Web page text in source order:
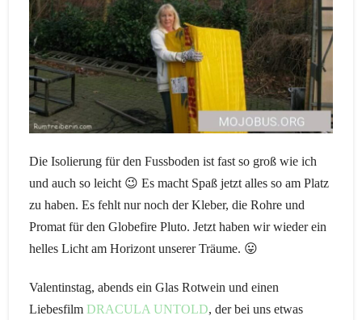
Die Isolierung für den Fussboden ist fast so groß wie ich
und auch so leicht 😉 Es macht Spaß jetzt alles so am Platz
zu haben. Es fehlt nur noch der Kleber, die Rohre und
Promat für den Globefire Pluto. Jetzt haben wir wieder ein
helles Licht am Horizont unserer Träume. 😛
Valentinstag, abends ein Glas Rotwein und einen
LiebesfilmDRACULA UNTOLD, der bei uns etwas